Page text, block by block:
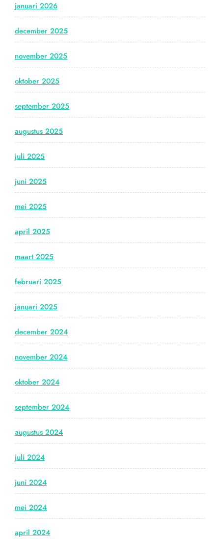
januari 2026
december 2025
november 2025
oktober 2025
september 2025
augustus 2025
juli 2025
juni 2025
mei 2025
april 2025
maart 2025
februari 2025
januari 2025
december 2024
november 2024
oktober 2024
september 2024
augustus 2024
juli 2024
juni 2024
mei 2024
april 2024